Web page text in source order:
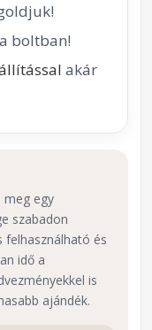
boltban!
akár
meg egy
szabadon
felhasználható és
idő a
is
ajándék.